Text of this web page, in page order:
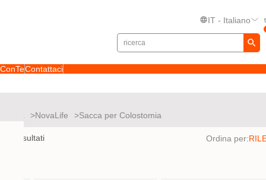
IT - Italiano
Contattaci
NovaLife Sacca per Colostomia
risultati Ordina per: